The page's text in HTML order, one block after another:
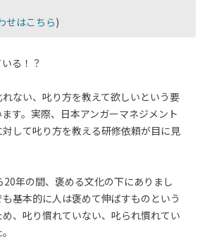
せはこちら)
る！？
ない、叱り方を教えて欲しいという要
す。実際、日本アンガーマネジメント
して叱り方を教える研修依頼が目に見
20年の間、褒める文化の下にありまし
基本的に人は褒めて伸ばすものという
、叱り慣れていない、叱られ慣れてい